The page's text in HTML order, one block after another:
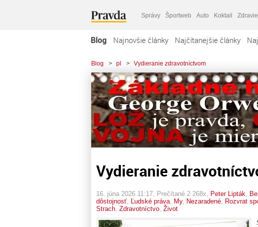
Správy Športweb Auto Koktail Zdravie
Blog Najnovšie články Najčítanejšie články
Blog > pl > Vydieranie zdravotníctvom
Vydieranie
16. júna 2026 11:17 , Prečítané 2 268x, Peter Lipták
dôstojnosť Ľudské práva My, Nezaradené Rozvrat
Strach Zdravotníctvo Život